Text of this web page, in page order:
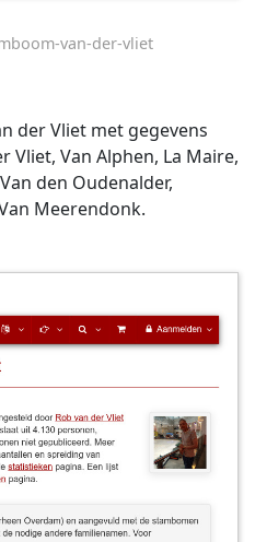
van-der-vliet
der Vliet met gegevens
Vliet, Van Alphen, La Maire,
den Oudenalder,
Meerendonk.